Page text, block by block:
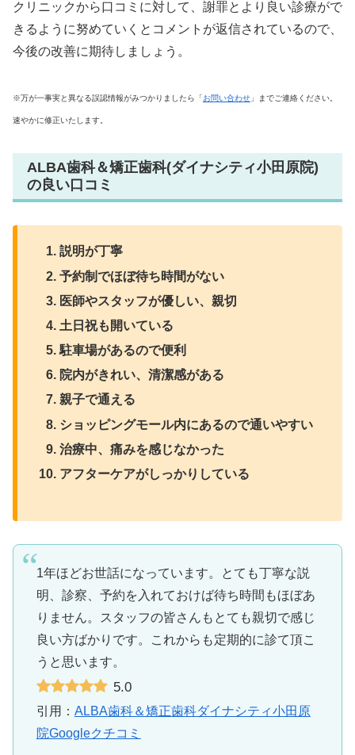
クリニックから口コミに対して、謝罪とより良い診療がで
きるように努めていくとコメントが返信されているので、
今後の改善に期待しましょう。
※万が一事実と異なる誤認情報がみつかりましたら「お問い合わせ 」までご連絡ください。
速やかに修正いたします。
ALBA歯科＆矯正歯科(ダイナシティ小田原院)
の良い口コミ
説明が丁寧
予約制でほぼ待ち時間がない
医師やスタッフが優しい、親切
土日祝も開いている
駐車場があるので便利
院内がきれい、清潔感がある
親子で通える
ショッピングモール内にあるので通いやすい
治療中、痛みを感じなかった
アフターケアがしっかりしている
1年ほどお世話になっています。とても丁寧な説
明、診察、予約を入れておけば待ち時間もほぼあ
りません。スタッフの皆さんもとても親切で感じ
良い方ばかりです。これからも定期的に診て頂こ
うと思います。
5.0
引用： ALBA歯科＆矯正歯科ダイナシティ小田原
院Googleクチコミ